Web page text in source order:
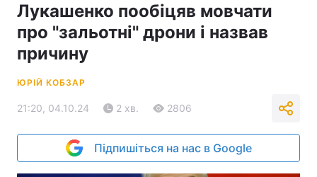
Лукашенко пообіцяв мовчати
про "зальотні" дрони і назвав
причину
ЮРІЙ КОБЗАР
21:20, 04.10.24 2 хв. 2806
Підпишіться на нас в Google